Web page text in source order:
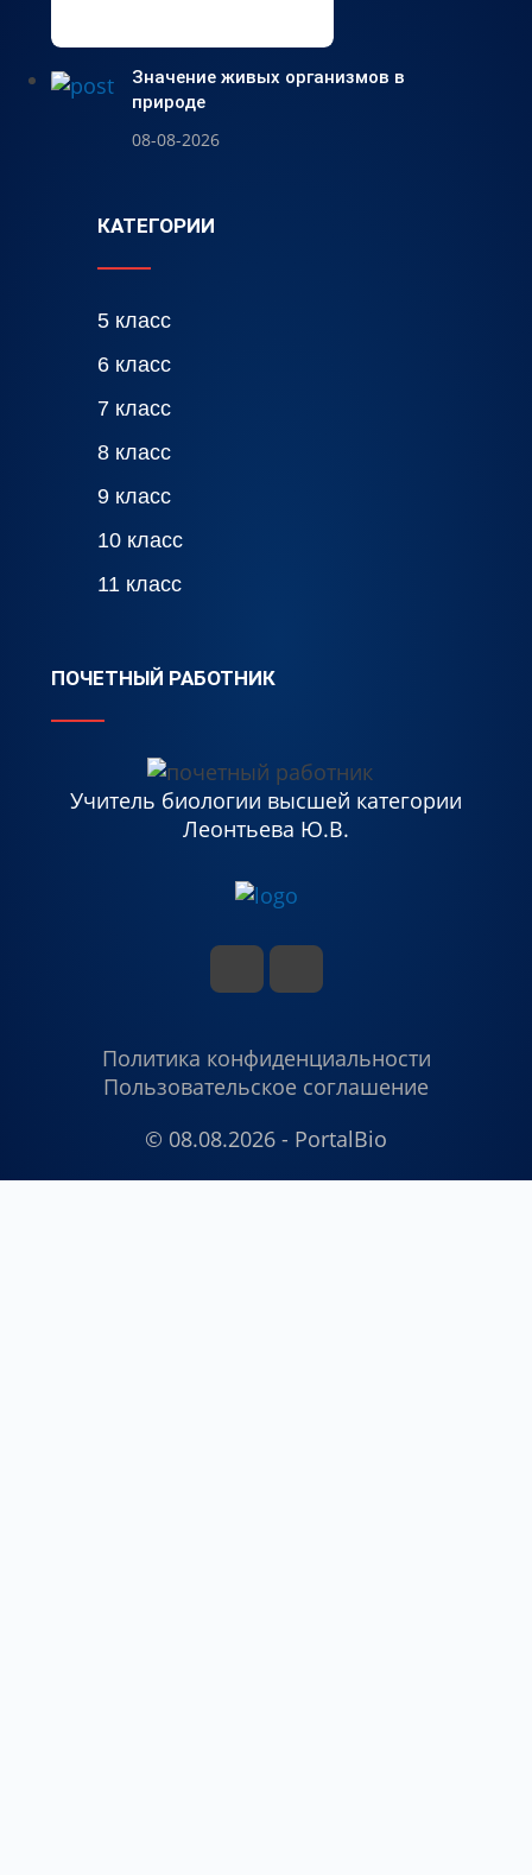
Значение живых организмов в
природе
08-08-2026
КАТЕГОРИИ
5 класс
6 класс
7 класс
8 класс
9 класс
10 класс
11 класс
ПОЧЕТНЫЙ РАБОТНИК
Учитель биологии высшей категории
Леонтьева Ю.В.
Политика конфиденциальности
Пользовательское соглашение
© 08.08.2026 - PortalBio